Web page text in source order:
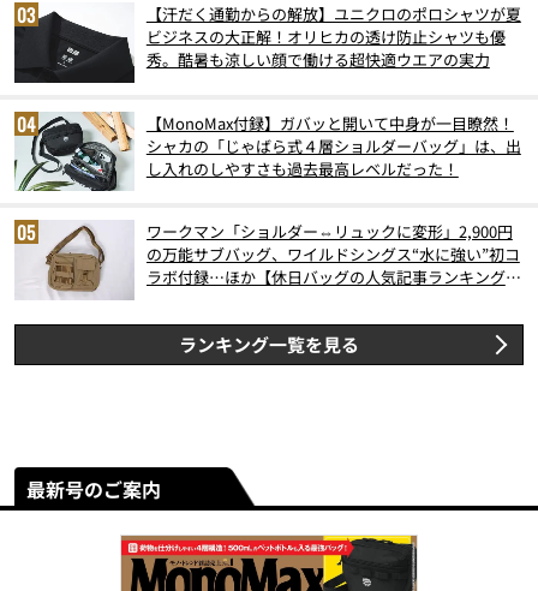
【汗だく通勤からの解放】ユニクロのポロシャツが夏
ビジネスの大正解！オリヒカの透け防止シャツも優
秀。酷暑も涼しい顔で働ける超快適ウエアの実力
【MonoMax付録】ガバッと開いて中身が一目瞭然！
シャカの「じゃばら式４層ショルダーバッグ」は、出
し入れのしやすさも過去最高レベルだった！
ワークマン「ショルダー⇔リュックに変形」2,900円
の万能サブバッグ、ワイルドシングス“水に強い”初コ
ラボ付録…ほか【休日バッグの人気記事ランキングベ
ランキング一覧を見る
最新号のご案内